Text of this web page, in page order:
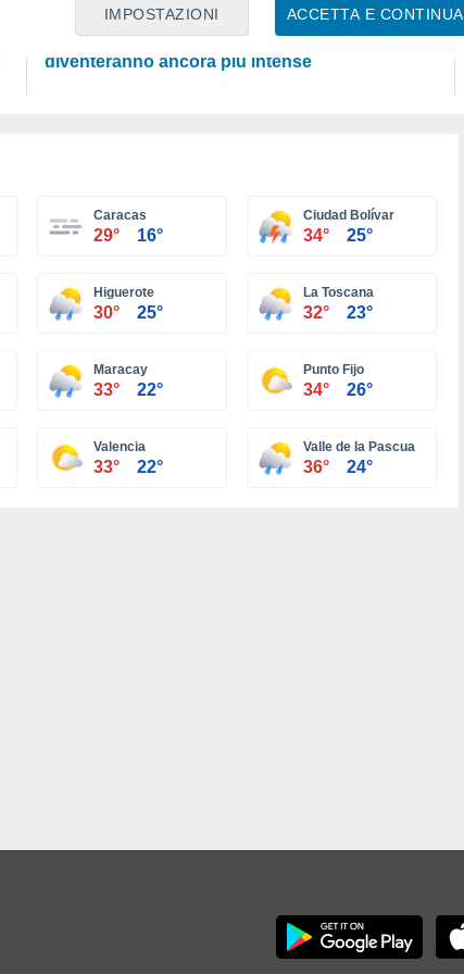
ACCETTA E CONTINUA
IMPOSTAZIONI
SCIENZA
Super El Niño: le ondate di calore in Europa
diventeranno ancora più intense
Caracas
29° 16°
Ciudad Bolívar
34° 25°
Higuerote
30° 25°
La Toscana
32° 23°
Maracay
33° 22°
Punto Fijo
34° 26°
Valencia
33° 22°
Valle de la Pascua
36° 24°